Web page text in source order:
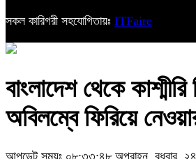
সকল কারিগরী সহযোগিতায়ঃ ITFaire
বাংলাদেশ থেকে কাশ্মীরি
অবিলম্বে ফিরিয়ে